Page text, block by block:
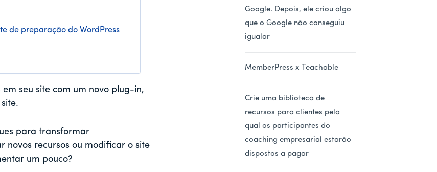
de preparação do WordPress
seu site com um novo plug-in,
para transformar
novos recursos ou modificar o site
um pouco?
Google. Depois, ele criou algo
que o Google não conseguiu
igualar
MemberPress x Teachable
Crie uma biblioteca de
recursos para clientes pela
qual os participantes do
coaching empresarial estarão
dispostos a pagar